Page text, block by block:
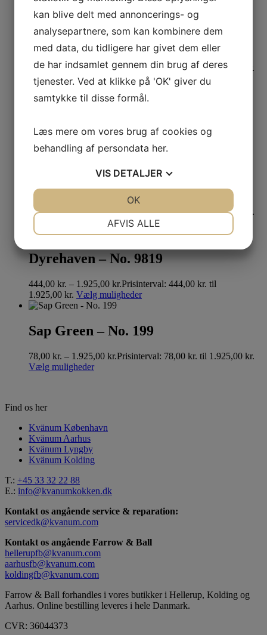
Vælg muligheder
Beverly – No. 310
78,00kr. – 1.925,00kr.Prisinterval: 78,00 kr. til 1.925,00 kr.
Vælg muligheder
Prisinterval: 444,00 kr. til
1.925,00 kr. Vælg muligheder
Treron – No. 292
78,00kr. – 1.925,00kr.Prisinterval: 78,00 kr. til 1.925,00 kr.
Dyrehaven – No. 9819
444,00 kr. – 1.925,00 kr.Prisinterval: 444,00 kr. til
1.925,00 kr. Vælg muligheder
Sap Green – No. 199
78,00 kr. – 1.925,00 kr.Prisinterval: 78,00 kr. til 1.925,00 kr.
Vælg muligheder
Find os her
Kvänum København
Kvänum Aarhus
Kvänum Lyngby
Kvänum Kolding
T.: +45 33 32 22 88
E.: info@kvanumkokken.dk
Kontakt os angående service & reparation:
servicedk@kvanum.com
Kontakt os angående Farrow & Ball
hellerupfb@kvanum.com
aarhusfb@kvanum.com
koldingfb@kvanum.com
Farrow & Ball forhandles i vores butikker i Hellerup, Kolding og
Aarhus. Online bestilling leveres i hele Danmark.
CVR: 36044373
kan blive delt med annoncerings- og
analysepartnere, som kan kombinere dem
med data, du tidligere har givet dem eller
de har indsamlet gennem din brug af deres
tjenester. Ved at klikke på 'OK' giver du
samtykke til disse formål.
Læs mere om vores brug af cookies og
behandling af persondata her.
VIS DETALJER
MARKETING
AFVIS ALLE
OK